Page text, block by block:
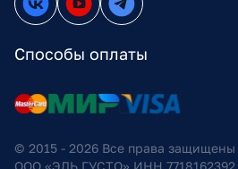
Способы оплаты
© 2015 - 2026 Все права защищены
ООО «ЭЛЬ ГУСТО» ИНН 7718162392